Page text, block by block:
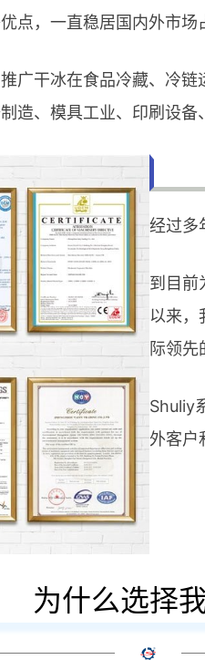
点，一直稳居国内外市场
广干冰在食品冷藏、冷
造、模具工业、印刷设备
经过多
到目前
以来，
际领先
Shuliy
外​​客户
为什么选择我